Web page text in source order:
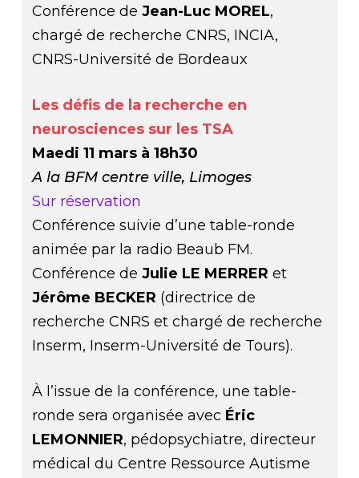
Conférence deJean-Luc MOREL,
chargé de recherche CNRS, INCIA,
CNRS-Université de Bordeaux
Les défis de la recherche en
neurosciences sur les TSA
Maedi 11 mars à 18h30
A la BFM centre ville, Limoges
Sur réservation
Conférence suivie d’une table-ronde
animée par la radio Beaub FM.
Conférence deJulie LE MERRER et
Jérôme BECKER (directrice de
recherche CNRS et chargé de recherche
Inserm, Inserm-Université de Tours).
À l’issue de la conférence, une table-
ronde sera organisée avec Éric
LEMONNIER, pédopsychiatre, directeur
médical du Centre Ressource Autisme